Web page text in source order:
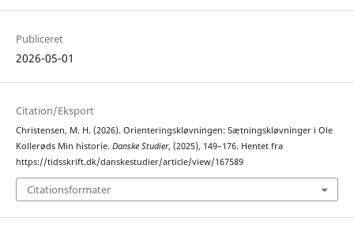
Publiceret
2026-05-01
Citation/Eksport
Christensen, M. H. (2026). Orienteringskløvningen: Sætningskløvninger i Ole
Kollerøds Min historie. Danske Studier, (2025), 149–176. Hentet fra
https://tidsskrift.dk/danskestudier/article/view/167589
Citationsformater